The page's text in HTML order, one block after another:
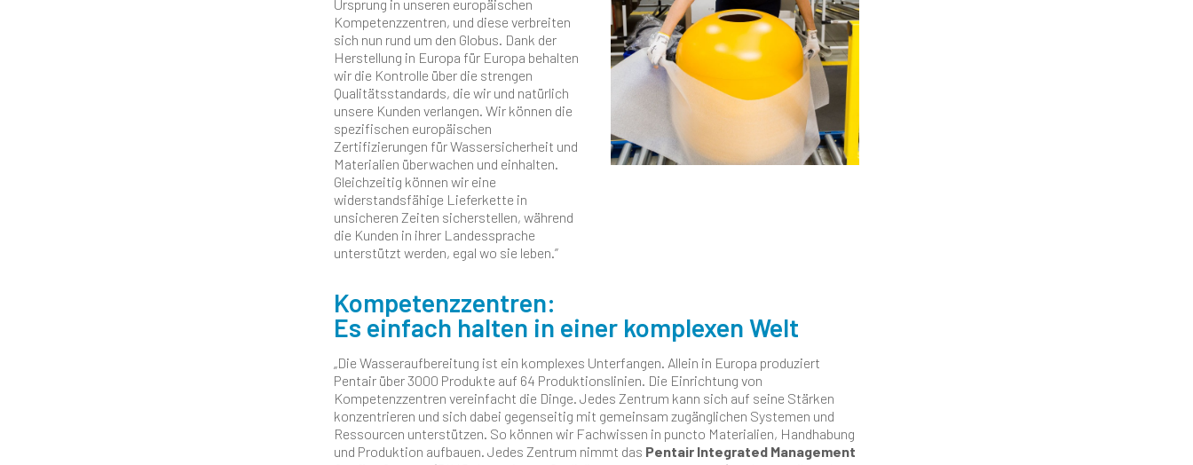
Ursprung in unseren europäischen
Kompetenzzentren, und diese verbreiten
sich nun rund um den Globus. Dank der
Herstellung in Europa für Europa behalten
wir die Kontrolle über die strengen
Qualitätsstandards, die wir und natürlich
unsere Kunden verlangen. Wir können die
spezifischen europäischen
Zertifizierungen für Wassersicherheit und
Materialien überwachen und einhalten.
Gleichzeitig können wir eine
widerstandsfähige Lieferkette in
unsicheren Zeiten sicherstellen, während
die Kunden in ihrer Landessprache
unterstützt werden, egal wo sie leben.”
Kompetenzzentren:
Es einfach halten in einer komplexen Welt
„Die Wasseraufbereitung ist ein komplexes Unterfangen. Allein in Europa produziert
Pentair über 3000 Produkte auf 64 Produktionslinien. Die Einrichtung von
Kompetenzzentren vereinfacht die Dinge. Jedes Zentrum kann sich auf seine Stärken
konzentrieren und sich dabei gegenseitig mit gemeinsam zugänglichen Systemen und
Ressourcen unterstützen. So können wir Fachwissen in puncto Materialien, Handhabung
und Produktion aufbauen. Jedes Zentrum nimmt das Pentair Integrated Management